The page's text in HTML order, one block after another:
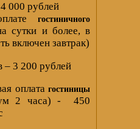
000 рублей
гостиничного
сутки и более, в
включен завтрак)
– 3 200 рублей
оплата гостиницы
2 часа) - 450